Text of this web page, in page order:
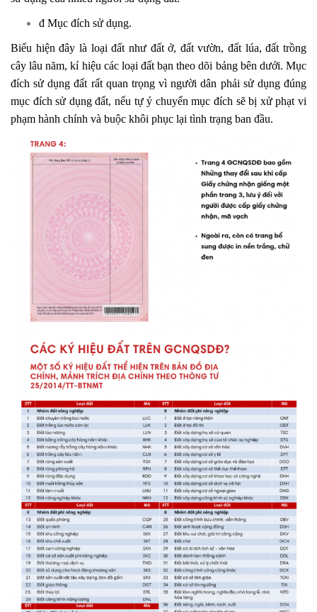
đ Mục đích sử dụng.
Biểu hiện đây là loại đất như đất ở, đất vườn, đất lúa, đất trồng
cây lâu năm, kí hiệu các loại đất bạn theo dõi bảng bên dưới. Mục
đích sử dụng đất rất quan trọng vì người dân phải sử dụng đúng
mục đích sử dụng đất, nếu tự ý chuyển mục đích sẽ bị xử phạt vi
phạm hành chính và buộc khôi phục lại tình trạng ban đầu.